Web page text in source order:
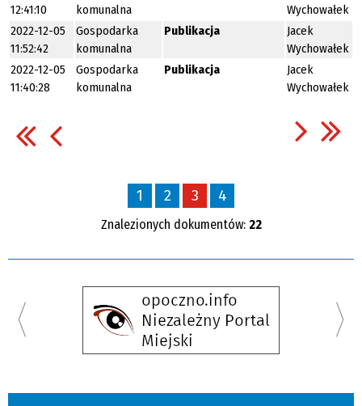
12:41:10
komunalna
Wychowałek
2022-12-05
11:52:42
Gospodarka
komunalna
Publikacja
Jacek
Wychowałek
2022-12-05
11:40:28
Gospodarka
komunalna
Publikacja
Jacek
Wychowałek
1 2 3 4
Znalezionych dokumentów: 22